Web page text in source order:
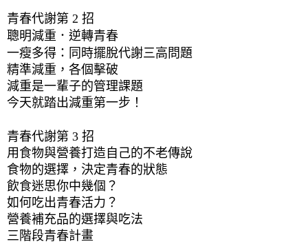
青春代謝第 2 招
聰明減重．逆轉青春
一瘦多得：同時擺脫代謝三高問題
精準減重，各個擊破
減重是一輩子的管理課題
今天就踏出減重第一步！
青春代謝第 3 招
用食物與營養打造自己的不老傳說
食物的選擇，決定青春的狀態
飲食迷思你中幾個？
如何吃出青春活力？
營養補充品的選擇與吃法
三階段青春計畫